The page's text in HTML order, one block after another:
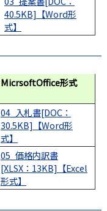
40.5KB]
MicrsoftOffice形式
04_入札書[DOC：
30.5KB]
05_価格内訳書
[XLSX：13KB]